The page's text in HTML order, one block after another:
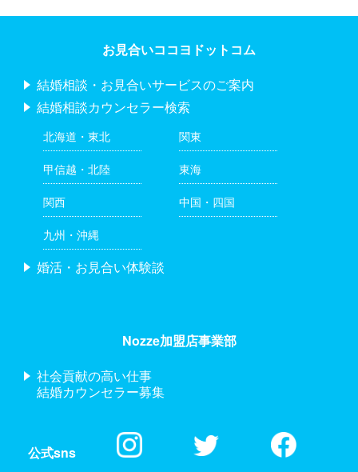
お見合いココヨドットコム
結婚相談・お見合いサービスのご案内
結婚相談カウンセラー検索
北海道・東北 関東
甲信越・北陸 東海
関西 中国・四国
九州・沖縄
婚活・お見合い体験談
Nozze加盟店事業部
社会貢献の高い仕事
結婚カウンセラー募集
公式sns